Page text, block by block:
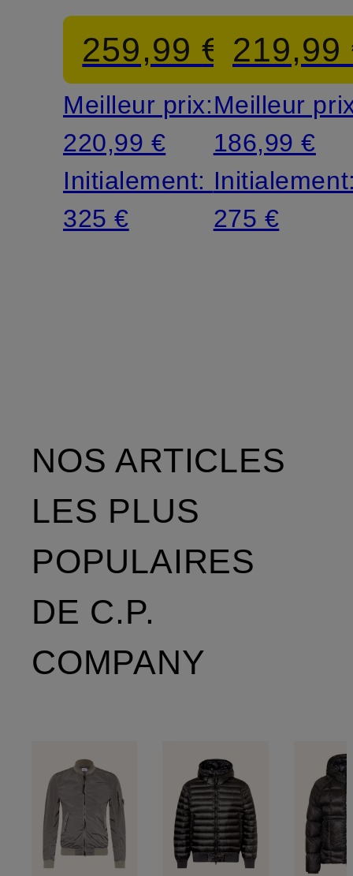
coupe
classique
259,99 €
Meilleur prix:
220,99 €
Initialement:
325 €
coupe
classique
219,99
Meilleur
186,99 €
275 €
NOS ARTICLES
LES PLUS
POPULAIRES
DE C.P.
COMPANY